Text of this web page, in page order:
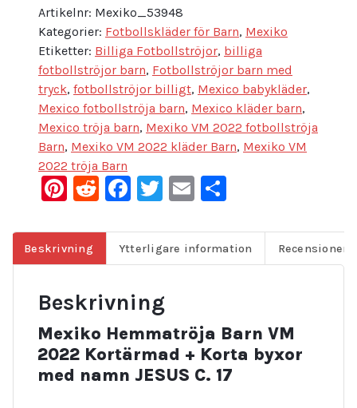
Artikelnr: Mexiko_53948
Kategorier: Fotbollskläder för Barn, Mexiko
Etiketter: Billiga Fotbollströjor, billiga
fotbollströjor barn, Fotbollströjor barn med
tryck, fotbollströjor billigt, Mexico babykläder,
Mexico fotbollströja barn, Mexico kläder barn,
Mexico tröja barn, Mexiko VM 2022 fotbollströja
Barn, Mexiko VM 2022 kläder Barn, Mexiko VM
2022 tröja Barn
Pinterest
Reddit
Facebook
Twitter
Email
Beskrivning Ytterligare information Recensioner
Beskrivning
Mexiko Hemmatröja Barn VM
2022 Kortärmad + Korta byxor
med namn JESUS C. 17